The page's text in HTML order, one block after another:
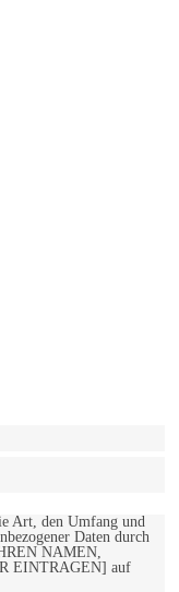
Art, den Umfang und
Daten durch
NAMEN,
EINTRAGEN] auf